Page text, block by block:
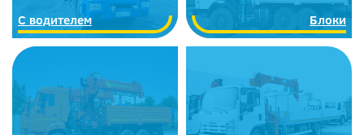
С водителем Блоки